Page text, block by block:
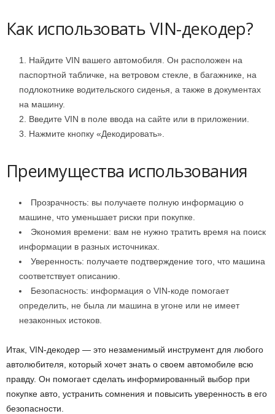
Как использовать VIN-декодер?
Найдите VIN вашего автомобиля. Он расположен на
паспортной табличке, на ветровом стекле, в багажнике, на
подлокотнике водительского сиденья, а также в документах
на машину.
Введите VIN в поле ввода на сайте или в приложении.
Нажмите кнопку «Декодировать».
Преимущества использования
Прозрачность: вы получаете полную информацию о
машине, что уменьшает риски при покупке.
Экономия времени: вам не нужно тратить время на поиск
информации в разных источниках.
Уверенность: получаете подтверждение того, что машина
соответствует описанию.
Безопасность: информация о VIN-коде помогает
определить, не была ли машина в угоне или не имеет
незаконных истоков.
Итак, VIN-декодер — это незаменимый инструмент для любого
автолюбителя, который хочет знать о своем автомобиле всю
правду. Он помогает сделать информированный выбор при
покупке авто, устранить сомнения и повысить уверенность в его
безопасности.